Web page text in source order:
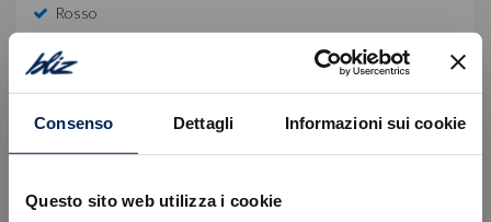
Consenso Dettagli Informazioni sui cookie
Questo sito web utilizza i cookie
Rosso
Equipaggiamento di serie
Descrizione
Autovettura immatricolata in pronta consegna.